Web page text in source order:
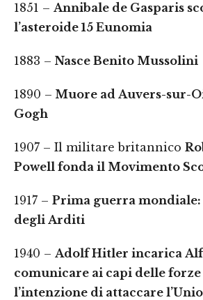
1851 – Annibale de Gasparis
l’asteroide 15 Eunomia
1883 – Nasce Benito Mussolini
1890 – Muore ad Auvers-sur-
Gogh
1907 – Il militare britannico
Powell fonda il Movimento
1917 – Prima guerra mondiale:
degli Arditi
1940 – Adolf Hitler incarica
comunicare ai capi delle
l’intenzione di attaccare